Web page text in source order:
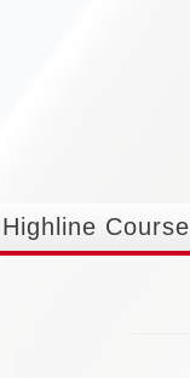
Highline Course